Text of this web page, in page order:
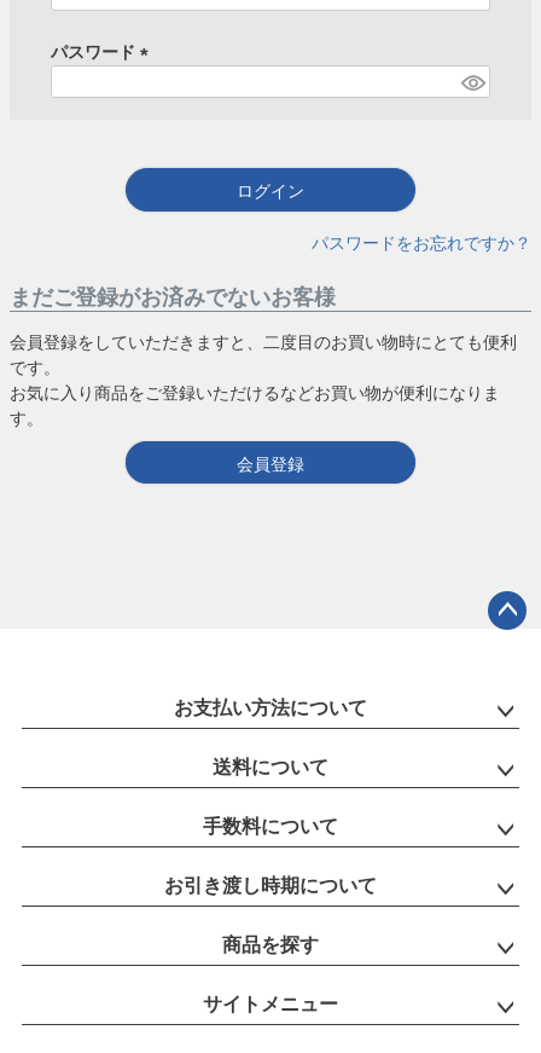
)
パスワード
ログイン
パスワードをお忘れですか？
まだご登録がお済みでないお客様
会員登録をしていただきますと、二度目のお買い物時にとても便利
です。
お気に入り商品をご登録いただけるなどお買い物が便利になりま
す。
会員登録
へ
お支払い方法について
送料について
手数料について
お引き渡し時期について
商品を探す
サイトメニュー